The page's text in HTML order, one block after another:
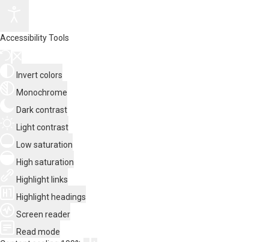
Accessibility Tools
Invert colors
Monochrome
Dark contrast
Light contrast
Low saturation
High saturation
Highlight links
Highlight headings
Screen reader
Read mode